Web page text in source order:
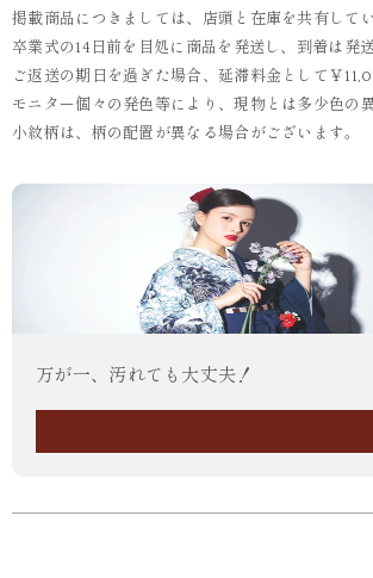
掲載商品につきましては、店頭と在庫を共有して
卒業式の14日前を目処に商品を発送し、到着は発
ご返送の期日を過ぎた場合、延滞料金として￥
モニター個々の発色等により、現物とは多少色の
小紋柄は、柄の配置が異なる場合がございます。
万が一、汚れても大丈夫！